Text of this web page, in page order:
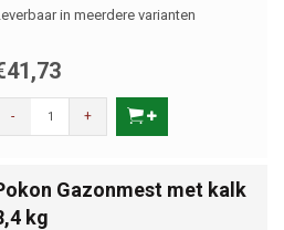
in meerdere varianten
- +
Gazonmest met kalk
kg